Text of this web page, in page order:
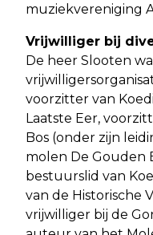
muziekvereniging
Vrijwilliger bij
De heer Slooten
voorzitter van
Laatste Eer,
Bos (onder zijn
molen De Gouden
bestuurslid van
van de Historische
vrijwilliger bij de